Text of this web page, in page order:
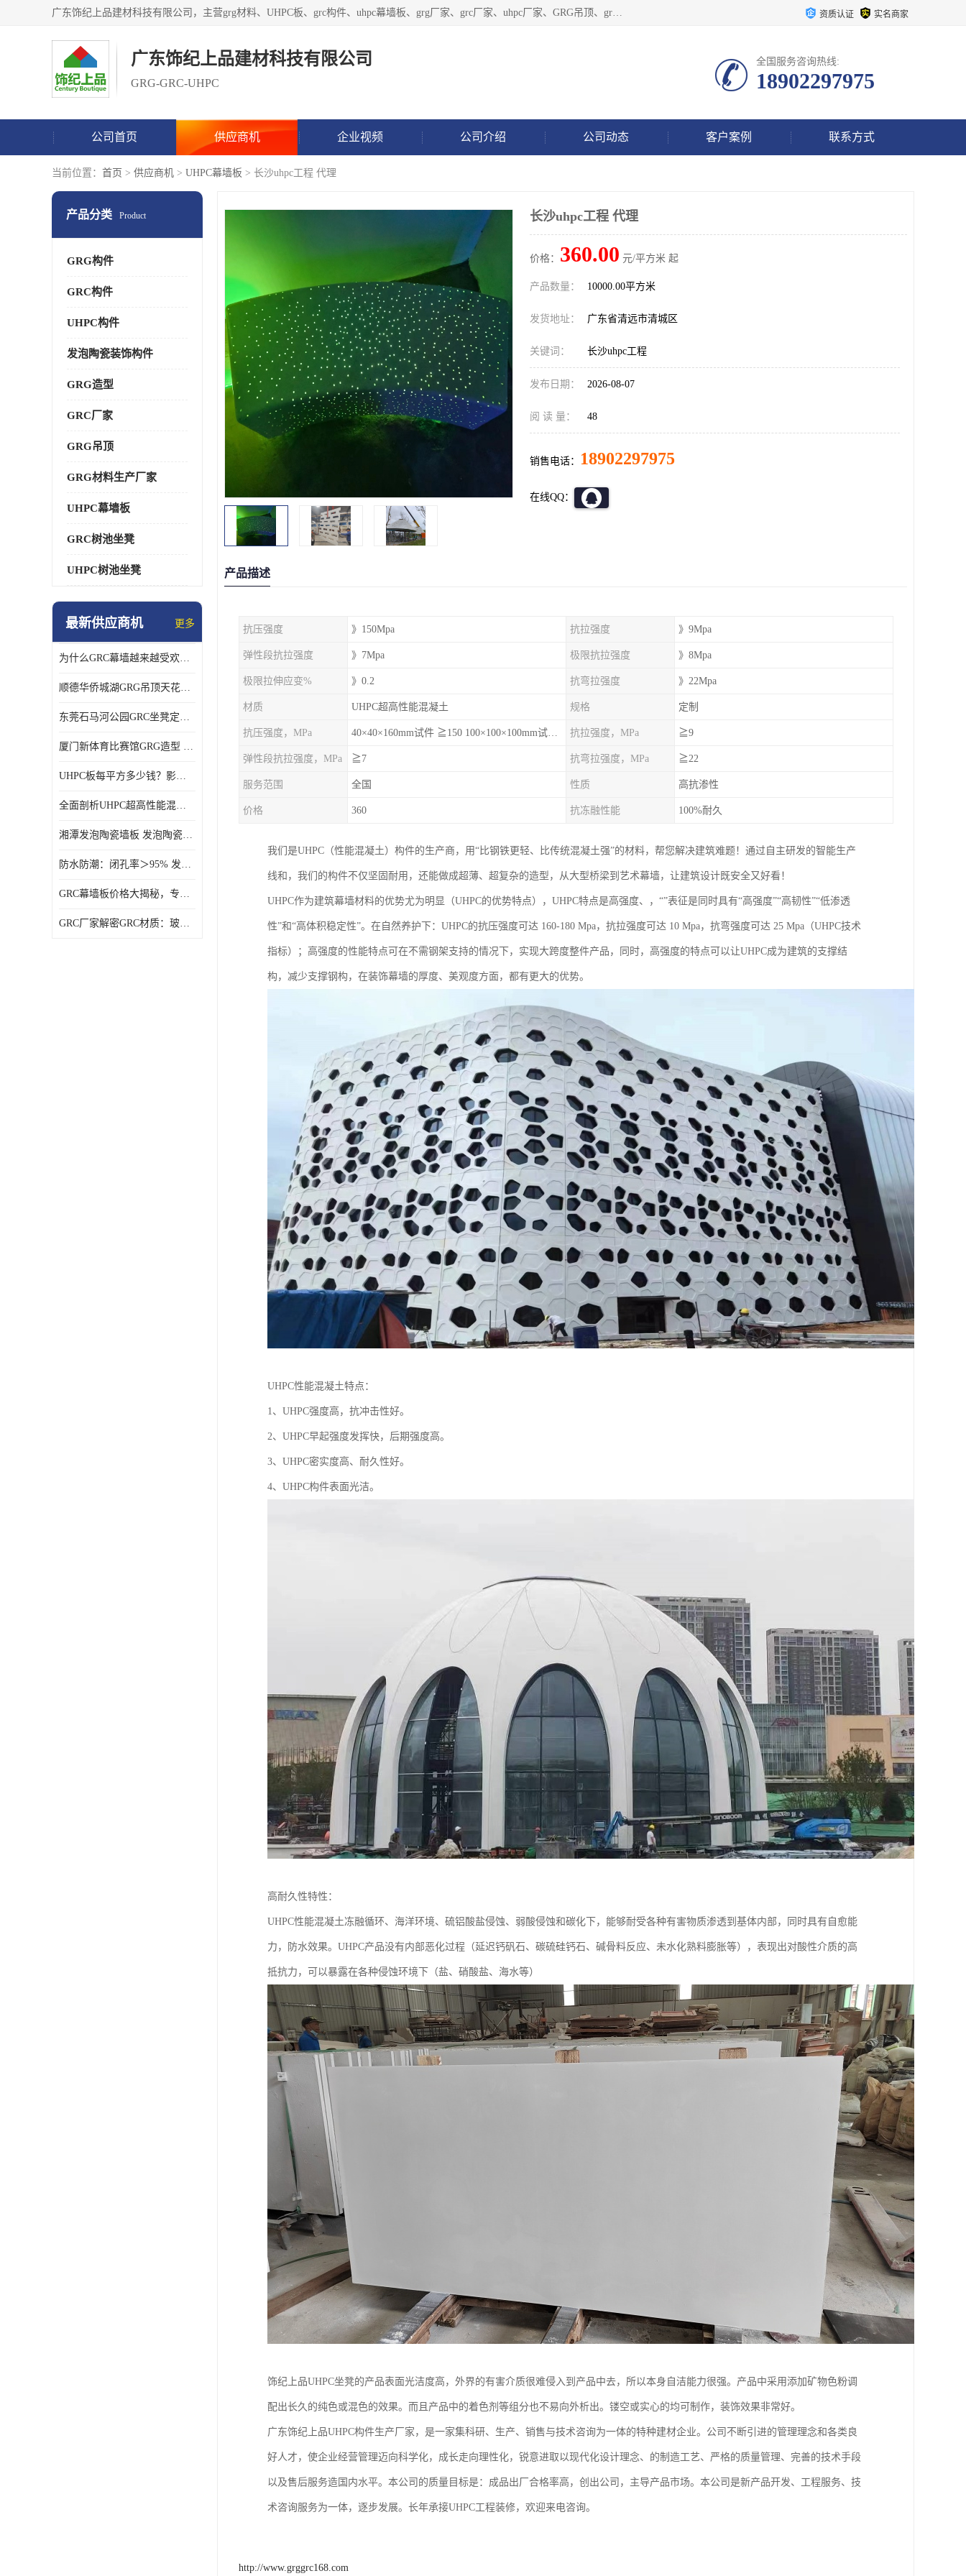
广东饰纪上品建材科技有限公司，主营grg材料、UHPC板、grc构件、uhpc幕墙板、grg厂家、grc厂家、uhpc厂家、GRG吊顶、grg石膏板、grg构件、外墙grc线条、grg造型、grg材料定制，uhpc高性能混凝土，uhpc构件，uhpc镂空挂板，grg材料生产厂家，广东grg厂家，广东grc厂家，联系方式*，2万平厂房，如果您对我公司的产品服务感兴趣，请联系我们。 资质认证 实名商家
广东饰纪上品建材科技有限公司
GRG-GRC-UHPC
全国服务咨询热线:
18902297975
公司首页 供应商机 企业视频 公司介绍 公司动态 客户案例 联系方式
当前位置： 首页 > 供应商机 > UHPC幕墙板 > 长沙uhpc工程 代理
产品分类 Product
GRG构件
GRC构件
UHPC构件
发泡陶瓷装饰构件
GRG造型
GRC厂家
GRG吊顶
GRG材料生产厂家
UHPC幕墙板
GRC树池坐凳
UHPC树池坐凳
最新供应商机 更多
为什么GRC幕墙越来越受欢迎？一起来了解GRC幕墙
顺德华侨城湖GRG吊顶天花GRG材料定制厂家饰纪上品
东莞石马河公园GRC坐凳定制选择广东饰纪上品GRC构件厂家
厦门新体育比赛馆GRG造型 GRG材料 广东GRG厂家
UHPC板每平方多少钱？影响价格的关键因素解析
全面剖析UHPC超高性能混凝土：优势显著，劣势何在？
湘潭发泡陶瓷墙板 发泡陶瓷装饰构件 轻质高强：密度低但抗压强度高
防水防潮：闭孔率＞95% 发泡陶瓷装饰构件 南阳发泡陶瓷厂家
GRC幕墙板价格大揭秘，专业厂家报价助您轻松掌控预算
GRC厂家解密GRC材质：玻璃纤维与水泥复合，创新建筑新选择
长沙uhpc工程 代理
价格： 360.00 元/平方米 起
产品数量： 10000.00平方米
发货地址： 广东省清远市清城区
关键词： 长沙uhpc工程
发布日期： 2026-08-07
阅 读 量： 48
销售电话： 18902297975
在线QQ：
产品描述
抗压强度 》150Mpa 抗拉强度 》9Mpa
弹性段抗拉强度 》7Mpa 极限抗拉强度 》8Mpa
极限拉伸应变% 》0.2 抗弯拉强度 》22Mpa
材质 UHPC超高性能混凝土 规格 定制
抗压强度，MPa 40×40×160mm试件 ≧150 100×100×100mm试件≧120 抗拉强度，MPa ≧9
弹性段抗拉强度，MPa ≧7 抗弯拉强度，MPa ≧22
服务范围 全国 性质 高抗渗性
价格 360 抗冻融性能 100%耐久
我们是UHPC（性能混凝土）构件的生产商，用“比钢铁更轻、比传统混凝土强”的材料，帮您解决建筑难题！通过自主研发的智能生产
线和，我们的构件不仅坚固耐用，还能做成超薄、超复杂的造型，从大型桥梁到艺术幕墙，让建筑设计既安全又好看！
UHPC作为建筑幕墙材料的优势尤为明显（UHPC的优势特点），UHPC特点是高强度、，“”表征是同时具有“高强度”“高韧性”“低渗透
性”和“高体积稳定性”。在自然养护下：UHPC的抗压强度可达 160-180 Mpa，抗拉强度可达 10 Mpa，抗弯强度可达 25 Mpa（UHPC技术
指标）；高强度的性能特点可在不需钢架支持的情况下，实现大跨度整件产品，同时，高强度的特点可以让UHPC成为建筑的支撑结
构，减少支撑钢构，在装饰幕墙的厚度、美观度方面，都有更大的优势。
UHPC性能混凝土特点：
1、UHPC强度高，抗冲击性好。
2、UHPC早起强度发挥快，后期强度高。
3、UHPC密实度高、耐久性好。
4、UHPC构件表面光洁。
高耐久性特性：
UHPC性能混凝土冻融循环、海洋环境、硫铝酸盐侵蚀、弱酸侵蚀和碳化下，能够耐受各种有害物质渗透到基体内部，同时具有自愈能
力，防水效果。UHPC产品没有内部恶化过程（延迟钙矾石、碳硫硅钙石、碱骨料反应、未水化熟料膨胀等），表现出对酸性介质的高
抵抗力，可以暴露在各种侵蚀环境下（盐、硝酸盐、海水等）
饰纪上品UHPC坐凳的产品表面光洁度高，外界的有害介质很难侵入到产品中去，所以本身自洁能力很强。产品中采用添加矿物色粉调
配出长久的纯色或混色的效果。而且产品中的着色剂等组分也不易向外析出。镂空或实心的均可制作，装饰效果非常好。
广东饰纪上品UHPC构件生产厂家，是一家集科研、生产、销售与技术咨询为一体的特种建材企业。公司不断引进的管理理念和各类良
好人才，使企业经营管理迈向科学化，成长走向理性化，锐意进取以现代化设计理念、的制造工艺、严格的质量管理、完善的技术手段
以及售后服务造国内水平。本公司的质量目标是：成品出厂合格率高，创出公司，主导产品市场。本公司是新产品开发、工程服务、技
术咨询服务为一体，逐步发展。长年承接UHPC工程装修，欢迎来电咨询。
http://www.grggrc168.com